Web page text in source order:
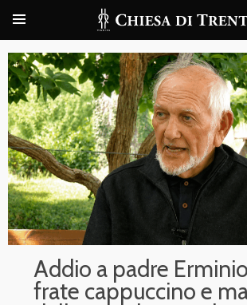
Addio a padre
frate cappuccino e